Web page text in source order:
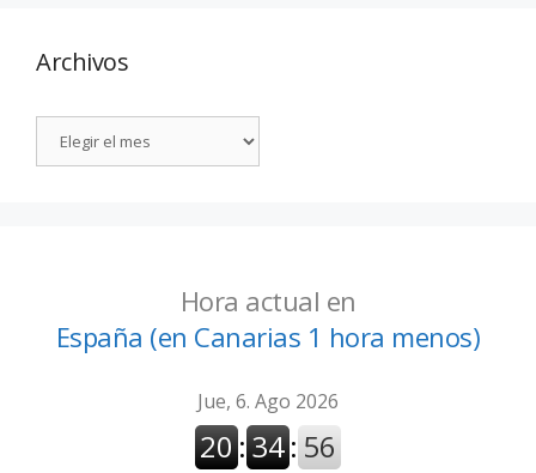
Archivos
Hora actual en
España (en Canarias 1 hora menos)